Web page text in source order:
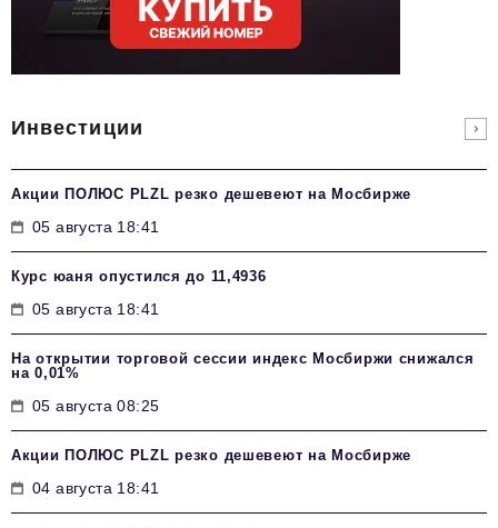
Инвестиции
Акции ПОЛЮС PLZL резко дешевеют на Мосбирже
05 августа 18:41
Курс юаня опустился до 11,4936
05 августа 18:41
На открытии торговой сессии индекс Мосбиржи снижался
на 0,01%
05 августа 08:25
Акции ПОЛЮС PLZL резко дешевеют на Мосбирже
04 августа 18:41